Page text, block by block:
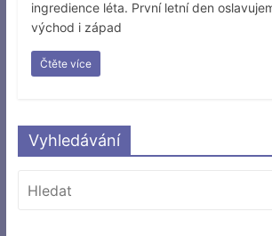
ingredience léta. První letní den
východ i západ
Čtěte více
Vyhledávání